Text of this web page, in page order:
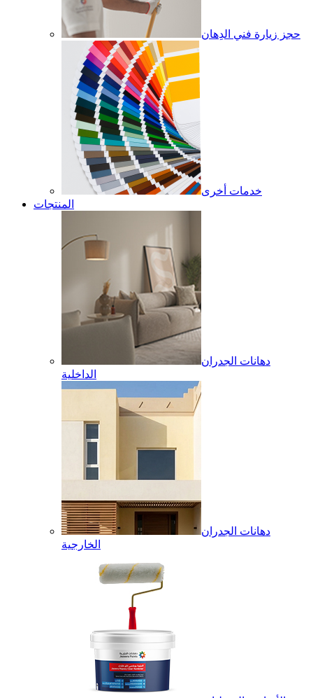
حجز زيارة فني الدِهان
خدمات أخرى
المنتجات
دهانات الجدران
الداخلية
دهانات الجدران
الخارجية